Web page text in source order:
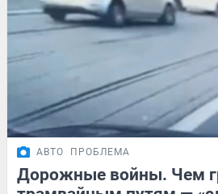
АВТО ПРОБЛЕМА
Дорожные войны. Чем